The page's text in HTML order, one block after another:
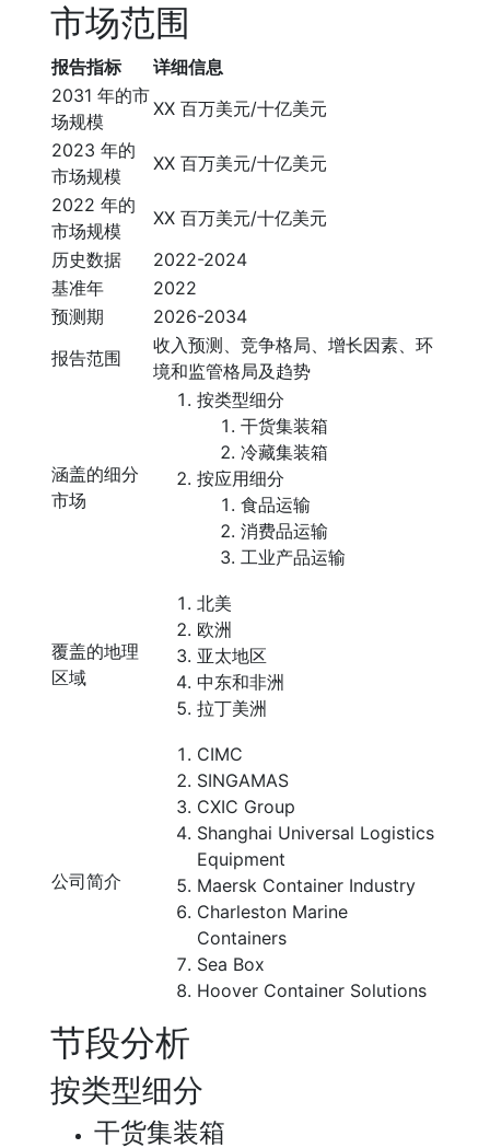
市场范围
报告指标
详细信息
2031 年的市
场规模
XX 百万美元/十亿美元
2023 年的
市场规模
XX 百万美元/十亿美元
2022 年的
市场规模
XX 百万美元/十亿美元
历史数据
2022-2024
基准年
2022
预测期
2026-2034
报告范围
收入预测、竞争格局、增长因素、环
境和监管格局及趋势
涵盖的细分
市场
按类型细分
干货集装箱
冷藏集装箱
按应用细分
食品运输
消费品运输
工业产品运输
覆盖的地理
区域
北美
欧洲
亚太地区
中东和非洲
拉丁美洲
公司简介
CIMC
SINGAMAS
CXIC Group
Shanghai Universal Logistics
Equipment
Maersk Container Industry
Charleston Marine
Containers
Sea Box
Hoover Container Solutions
节段分析
按类型细分
干货集装箱